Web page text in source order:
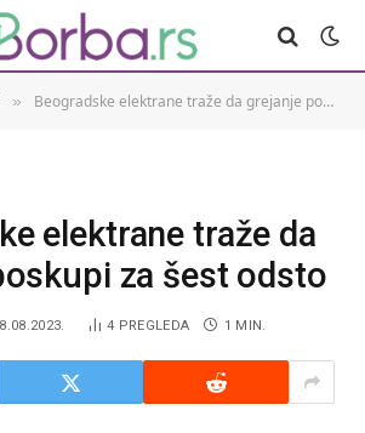
» Beogradske elektrane traže da grejanje poskupi za šest odsto
elektrane traže da
za šest odsto
4 PREGLEDA 1 MIN.